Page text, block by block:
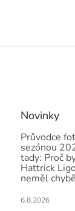
Novinky
Průvodce
sezónou
tady: Proč
Hattrick
neměl
6.8.2026